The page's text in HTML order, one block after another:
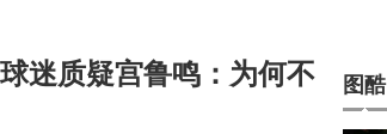
迷质疑宫鲁鸣：为何不
图酷